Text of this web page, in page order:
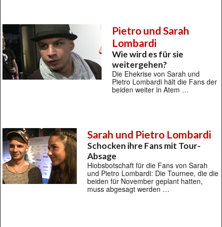
Pietro und Sarah
Lombardi
Wie wird es für sie
weitergehen?
Die Ehekrise von Sarah und
Pietro Lombardi hält die Fans der
beiden weiter in Atem …
Sarah und Pietro Lombardi
Schocken ihre Fans mit Tour-
Absage
Hiobsbotschaft für die Fans von Sarah
und Pietro Lombardi: Die Tournee, die die
beiden für November geplant hatten,
muss abgesagt werden …